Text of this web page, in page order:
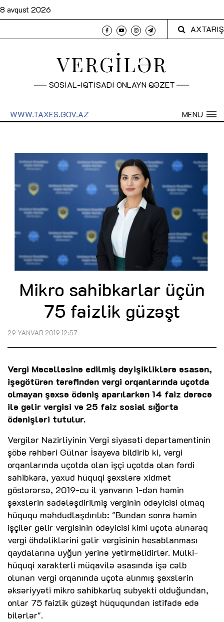
8 avqust 2026
AXTARIŞ
VERGİLƏR
SOSİAL-İQTİSADİ ONLAYN QƏZET
MENU
WWW.TAXES.GOV.AZ
Mikro sahibkarlar üçün
75 faizlik güzəşt
29 YANVAR 2019 12:57
Vergi Məcəlləsinə edilmiş dəyişikliklərə əsasən,
işəgötürən tərəfindən vergi orqanlarında uçotda
olmayan şəxsə ödəniş aparılarkən 14 faiz dərəcə
ilə gəlir vergisi və 25 faiz sosial sığorta
ödənişləri tutulur.
Vergilər Nazirliyinin Vergi siyasəti departamentinin
şöbə rəhbəri Gülnar İsayeva bildirib ki, vergi
orqanlarında uçotda olan işçi uçotda olan fərdi
sahibkara, yaxud hüquqi şəxslərə xidmət
göstərərsə, 2019-cu il yanvarın 1-dən həmin
şəxslərin sadələşdirilmiş verginin ödəyicisi olmaq
hüququ məhdudlaşdırılıb: "Bundan sonra həmin
işçilər gəlir vergisinin ödəyicisi kimi uçota alınaraq
vergi öhdəliklərini gəlir vergisinin hesablanması
qaydalarına uyğun yerinə yetirməlidirlər. Mülki-
hüquqi xarakterli müqavilə əsasında işə cəlb
olunan vergi orqanında uçota alınmış şəxslərin
əksəriyyəti mikro sahibkarlıq subyekti olduğundan,
onlar 75 faizlik güzəşt hüququndan istifadə edə
bilərlər".